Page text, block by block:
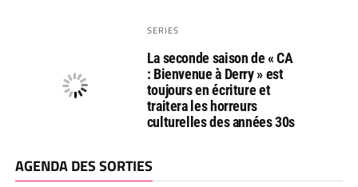
SERIES
La seconde saison de « CA
: Bienvenue à Derry » est
toujours en écriture et
traitera les horreurs
culturelles des années 30s
AGENDA DES SORTIES